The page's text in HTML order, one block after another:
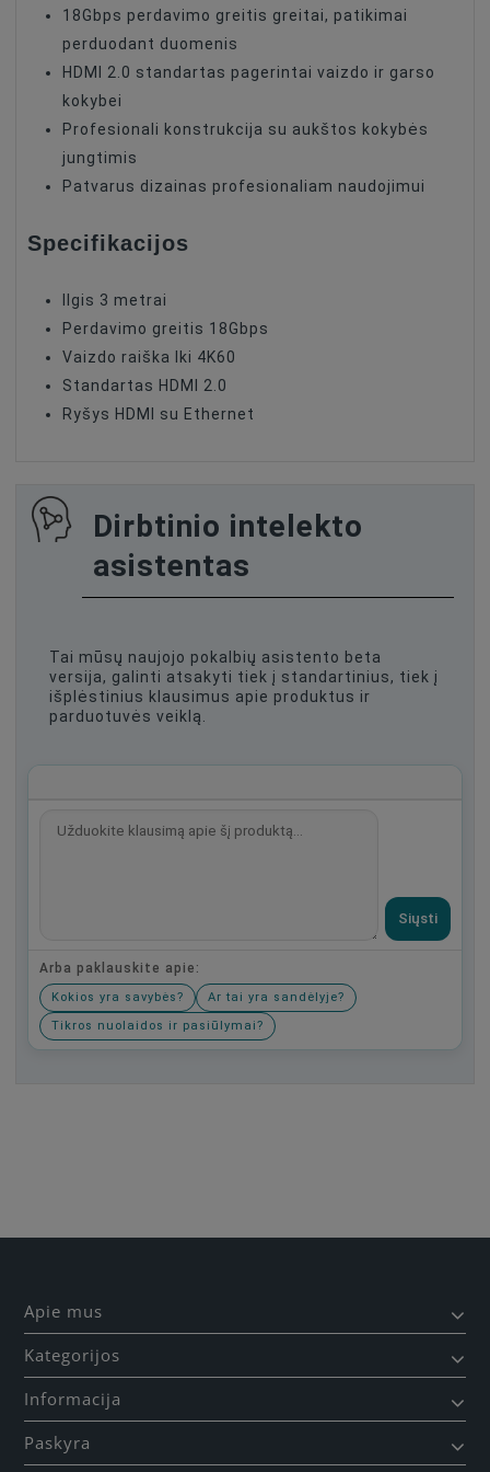
18Gbps perdavimo greitis greitai, patikimai
perduodant duomenis
HDMI 2.0 standartas pagerintai vaizdo ir garso
kokybei
Profesionali konstrukcija su aukštos kokybės
jungtimis
Patvarus dizainas profesionaliam naudojimui
Specifikacijos
Ilgis 3 metrai
Perdavimo greitis 18Gbps
Vaizdo raiška Iki 4K60
Standartas HDMI 2.0
Ryšys HDMI su Ethernet
Dirbtinio intelekto
asistentas
Tai mūsų naujojo pokalbių asistento beta
versija, galinti atsakyti tiek į standartinius, tiek į
išplėstinius klausimus apie produktus ir
parduotuvės veiklą.
Siųsti
Arba paklauskite apie:
Kokios yra savybės?
Ar tai yra sandėlyje?
Tikros nuolaidos ir pasiūlymai?
Apie mus
Kategorijos
Informacija
Paskyra